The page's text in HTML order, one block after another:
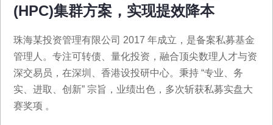
(HPC)集群方案，实现提效降本
珠海某投资管理有限公司 2017 年成立，是备案私募基金
管理人。专注可转债、量化投资，融合顶尖数理人才与资
深交易员，在深圳、香港设投研中心。秉持 “专业、务
实、进取、创新” 宗旨，业绩出色，多次斩获私募实盘大
赛奖项 。